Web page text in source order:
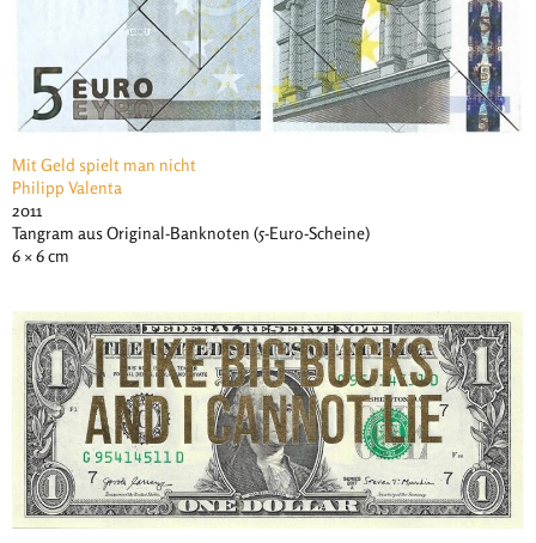
Mit Geld spielt man nicht
Philipp Valenta
2011
Tangram aus Original-Banknoten (5-Euro-Scheine)
6 × 6 cm